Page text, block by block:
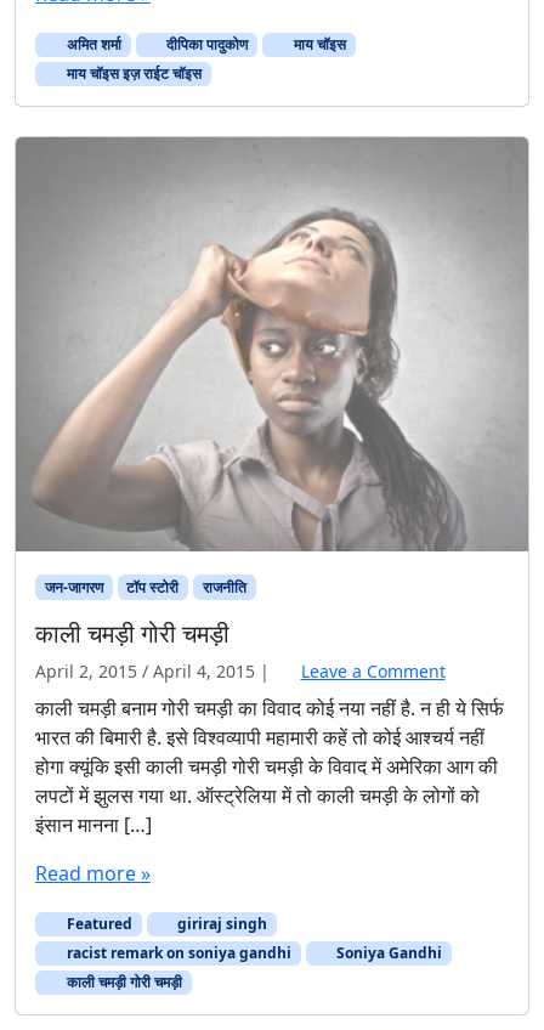
अमित शर्मा दीपिका पादुकोण
माय चॉइस
माय चॉइस इज़ राईट चॉइस
जन-जागरण टॉप स्टोरी राजनीति
काली चमड़ी गोरी चमड़ी
April 2, 2015 / April 4, 2015 | Leave a Comment
काली चमड़ी बनाम गोरी चमड़ी का विवाद कोई नया नहीं है. न ही ये सिर्फ
भारत की बिमारी है. इसे विश्वव्यापी महामारी कहें तो कोई आश्चर्य नहीं
होगा क्यूंकि इसी काली चमड़ी गोरी चमड़ी के विवाद में अमेरिका आग की
लपटों में झुलस गया था. ऑस्ट्रेलिया में तो काली चमड़ी के लोगों को
इंसान मानना […]
Read more »
Featured
giriraj singh
racist remark on soniya gandhi
Soniya Gandhi
काली चमड़ी गोरी चमड़ी